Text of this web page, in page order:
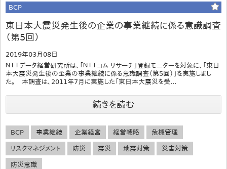
BCP
東日本大震災発生後の企業の事業継続に係る意識調査
（第5回）
2019年03月08日
ＮＴＴデータ経営研究所は、「ＮＴＴコム リサーチ」登録モニターを対象に、「東日
本大震災発生後の企業の事業継続に係る意識調査（第5回）」を実施しまし
た。 本調査は、2011年7月に実施した「東日本大震災を受...
続きを読む
BCP 事業継続 企業経営 経営戦略 危機管理
リスクマネジメント 防災 震災 地震対策 災害対策
防災意識